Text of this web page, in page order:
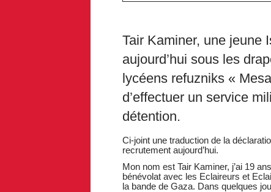
Tair Kaminer, une jeune
aujourd’hui sous les
lycéens refuzniks «
d’effectuer un service
détention.
Ci-joint une traduction de la
recrutement aujourd’hui.
Mon nom est Tair Kaminer, j’ai 19
bénévolat avec les Eclaireurs et
la bande de Gaza. Dans quelques